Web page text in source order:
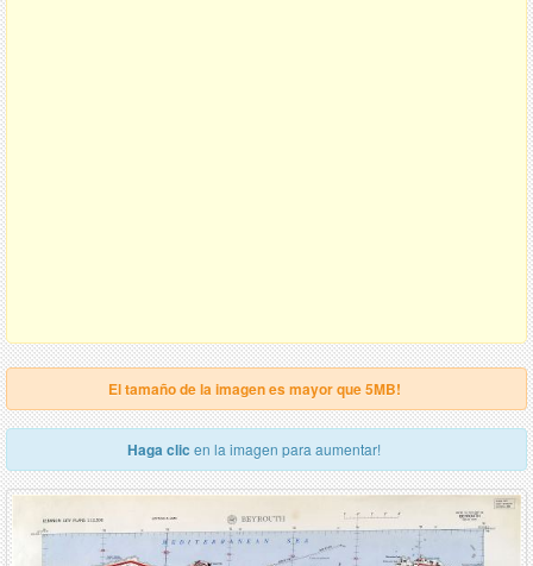
El tamaño de la imagen es mayor que 5MB!
Haga clic en la imagen para aumentar!